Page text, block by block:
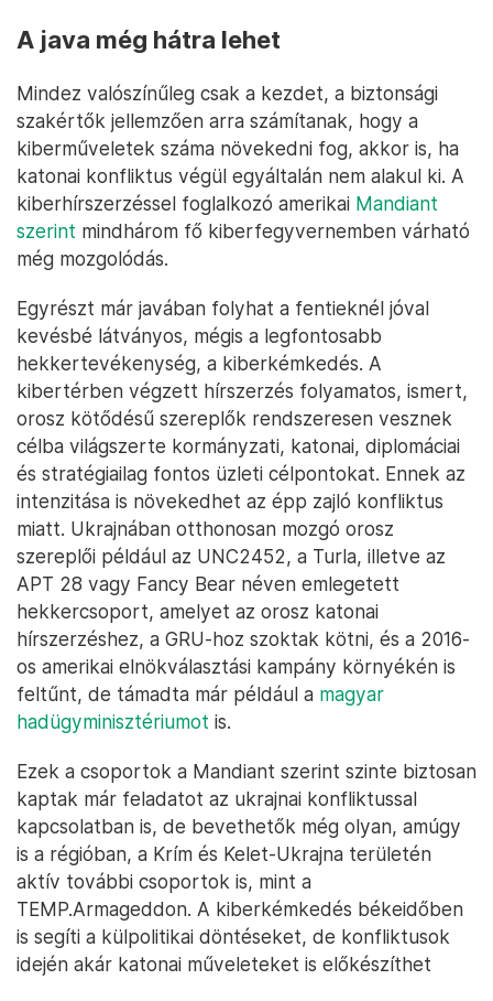
A java még hátra lehet
Mindez valószínűleg csak a kezdet, a biztonsági
szakértők jellemzően arra számítanak, hogy a
kiberműveletek száma növekedni fog, akkor is, ha
katonai konfliktus végül egyáltalán nem alakul ki. A
kiberhírszerzéssel foglalkozó amerikai Mandiant
szerint mindhárom fő kiberfegyvernemben várható
még mozgolódás.
Egyrészt már javában folyhat a fentieknél jóval
kevésbé látványos, mégis a legfontosabb
hekkertevékenység, a kiberkémkedés. A
kibertérben végzett hírszerzés folyamatos, ismert,
orosz kötődésű szereplők rendszeresen vesznek
célba világszerte kormányzati, katonai, diplomáciai
és stratégiailag fontos üzleti célpontokat. Ennek az
intenzitása is növekedhet az épp zajló konfliktus
miatt. Ukrajnában otthonosan mozgó orosz
szereplői például az UNC2452, a Turla, illetve az
APT 28 vagy Fancy Bear néven emlegetett
hekkercsoport, amelyet az orosz katonai
hírszerzéshez, a GRU-hoz szoktak kötni, és a 2016-
os amerikai elnökválasztási kampány környékén is
feltűnt, de támadta már például a magyar
hadügyminisztériumot is.
Ezek a csoportok a Mandiant szerint szinte biztosan
kaptak már feladatot az ukrajnai konfliktussal
kapcsolatban is, de bevethetők még olyan, amúgy
is a régióban, a Krím és Kelet-Ukrajna területén
aktív további csoportok is, mint a
TEMP.Armageddon. A kiberkémkedés békeidőben
is segíti a külpolitikai döntéseket, de konfliktusok
idején akár katonai műveleteket is előkészíthet